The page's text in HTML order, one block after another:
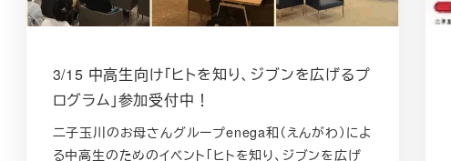
3/15 中高生向け「ヒトを知り、ジブンを広げるプ
ログラム」参加受付中！
二子玉川のお母さんグループenega和（えんがわ）によ
る中高生のためのイベント「ヒトを知り、ジブンを広げ